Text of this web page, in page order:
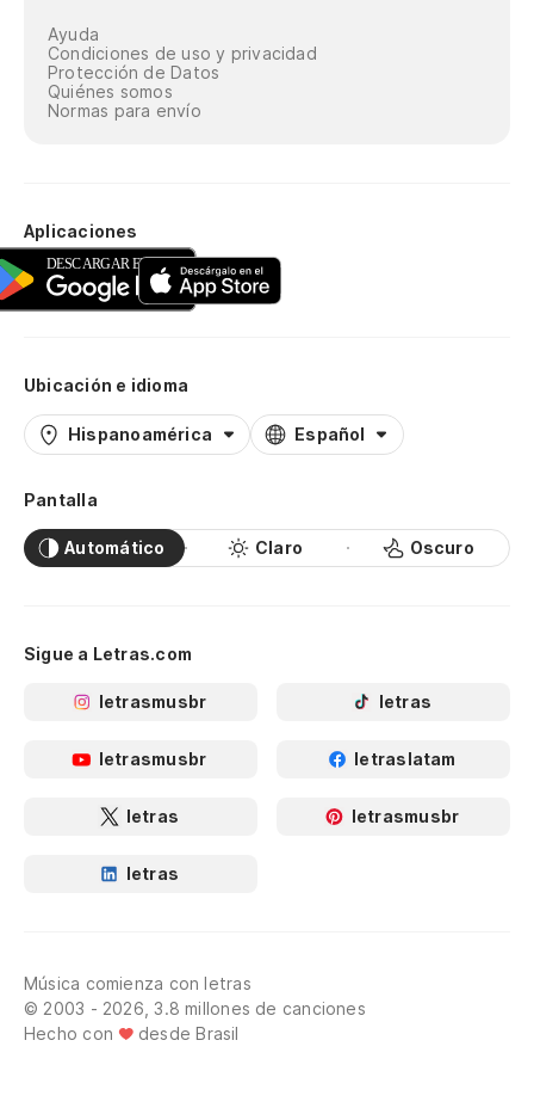
Ayuda
Condiciones de uso y privacidad
Protección de Datos
Quiénes somos
Normas para envío
Aplicaciones
Ubicación e idioma
Hispanoamérica Español
Pantalla
Automático Claro Oscuro
Sigue a Letras.com
letrasmusbr letras
letrasmusbr letraslatam
letras letrasmusbr
letras
Música comienza con letras
© 2003 - 2026, 3.8 millones de canciones
Hecho con
desde Brasil